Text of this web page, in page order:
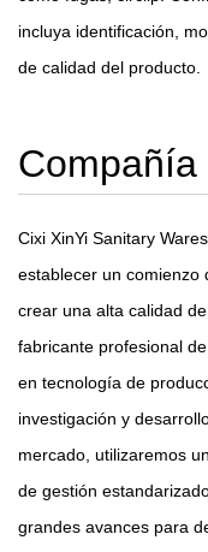
incluya identificación,
de calidad del producto.
Compañía
Cixi XinYi Sanitary
establecer un comienzo
crear una alta calidad
fabricante profesional
en tecnología de
investigación y
mercado, utilizaremos
de gestión
grandes avances para